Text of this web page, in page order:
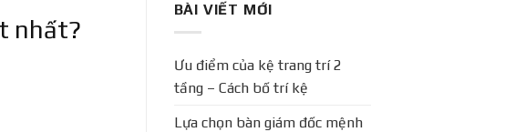
nhất?
BÀI VIẾT MỚI
Ưu điểm của kệ trang trí 2
tầng – Cách bố trí kệ
Lựa chọn bàn giám đốc mệnh